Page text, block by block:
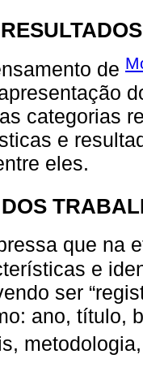
de
categorias
e
eles.
que na
e
ser
ano, título,